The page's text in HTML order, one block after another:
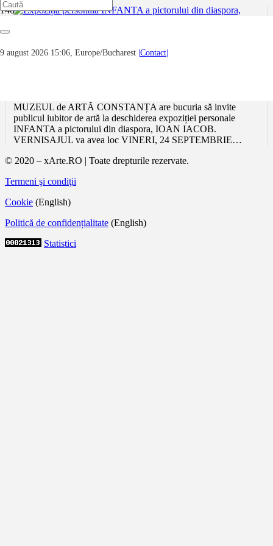
9 august 2026 15:06, Europe/Bucharest |Contact|
Expoziția personală INFANTA a pictorului
MUZEUL de ARTĂ CONSTANȚA are bucuria să invite
publicul iubitor de artă la deschiderea expoziției personale
INFANTA a pictorului din diaspora, IOAN IACOB.
VERNISAJUL va avea loc VINERI, 24 SEPTEMBRIE…
© 2020 – xArte.RO | Toate drepturile rezervate.
Termeni şi condiţii
Cookie (English)
Politică de confidențialitate (English)
Statistici